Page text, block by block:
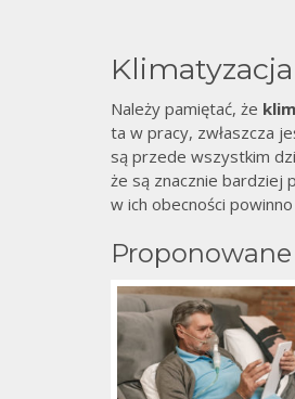
Należy pamiętać, że
ta w pracy, zwłaszcza
są przede wszystkim
że są znacznie bardziej
w ich obecności
Proponowane